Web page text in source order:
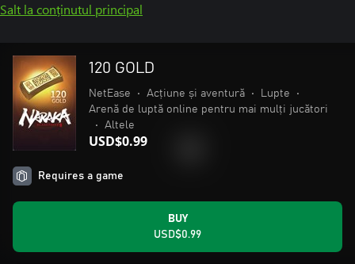
Salt la conținutul principal
120 GOLD
NetEase • Acțiune și aventură • Lupte
•
Arenă de luptă online pentru mai mulți jucători
•
Altele
USD$0.99
Requires a game
BUY
USD$0.99